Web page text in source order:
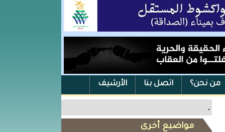
من نحن؟ اتصل بنا الأرشيف
.
مواضيع أخرى